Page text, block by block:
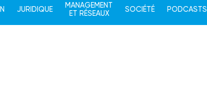
JURIDIQUE
MANAGEMENT
ET RÉSEAUX
SOCIÉTÉ PODCASTS